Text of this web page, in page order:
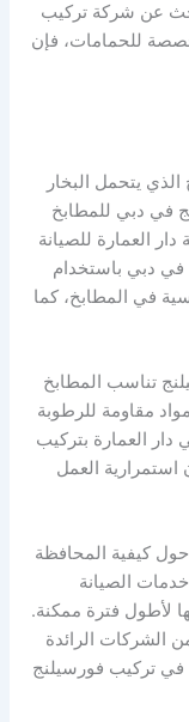
عن شركة تركيب
للحمامات، فإن
يتحمل البخار
في دبي للمطابخ
العمارة للصيانة
في دبي باستخدام
في المطابخ، كما
تناسب المطابخ
مقاومة للرطوبة
دار العمارة بتركيب
استمرارية العمل
حول كيفية المحافظة
الصيانة
لأطول فترة ممكنة.
الشركات الرائدة
تركيب فورسيلنج